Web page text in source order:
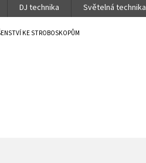
DJ technika Světelná technika
KE STROBOSKOPŮM